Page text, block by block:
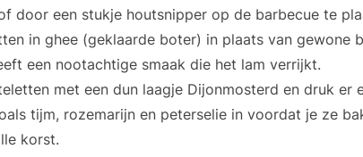
door een stukje houtsnipper op de barbecue te
in ghee (geklaarde boter) in plaats van gewone
een nootachtige smaak die het lam verrijkt.
met een dun laagje Dijonmosterd en druk er
tijm, rozemarijn en peterselie in voordat je ze
korst.